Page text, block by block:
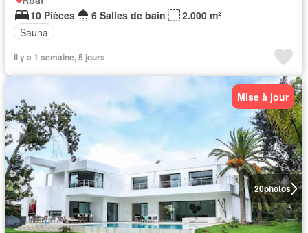
10 Pièces
6 Salles de bain
2.000 m²
Sauna
Il y a 1 semaine, 5 jours
20photos
Mise à jour